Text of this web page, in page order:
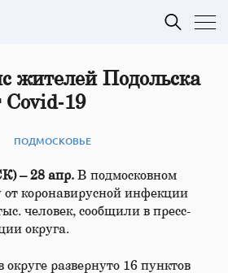
жителей Подольска
ПОДМОСКОВЬЕ
– 28 апр. В подмосковном
от коронавирусной инфекции
человек, сообщили в пресс-
округа.
развернуто 16 пунктов